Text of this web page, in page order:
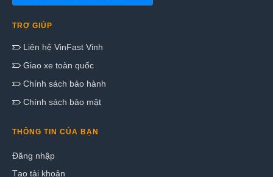
TRỢ GIÚP
Liên hệ VinFast Vinh
Giao xe toàn quốc
Chính sách bảo hành
Chính sách bảo mật
THÔNG TIN CỦA BẠN
Đăng nhập
Tạo tài khoản